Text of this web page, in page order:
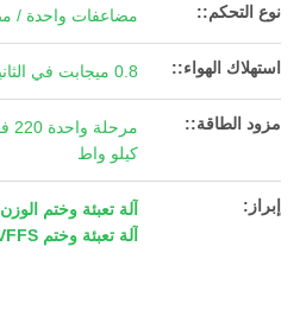
نوع التحكم:: مضاعفات واحدة /
استهلاك الهواء:: 0.8 ميجابت في الثانية 0.5 م 3 / دقيقة
مزود الطاقة::
كيلو واط
إبراز: آلة تعبئة وختم الوزن
آلة تعبئة وختم VFFS